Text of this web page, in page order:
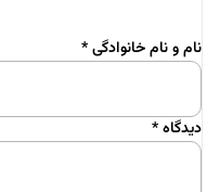
دیدگاه*
نام و نام خانوادگی*